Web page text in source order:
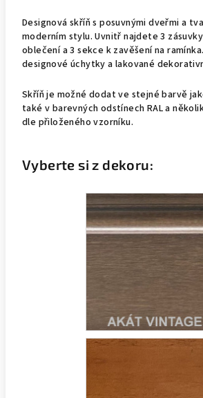
Designová skříň s posuvnými dveřmi a
moderním stylu. Uvnitř najdete 3
oblečení a 3 sekce k zavěšení na
designové úchytky a lakované
Skříň je možné dodat ve stejné barvě
také v barevných odstínech RAL a
dle přiloženého vzorníku.
Vyberte si z dekoru: